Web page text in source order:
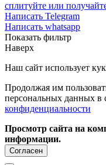
сплитуйте или
Написать Telegram
Написать whatsapp
Показать фильтр
Наверх
Наш сайт использует
Продолжая им
персональных данных в
конфиденциальности
Просмотр сайта на
информации.
Согласен